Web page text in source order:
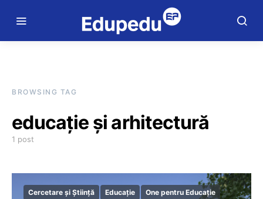
BROWSING TAG
educație și arhitectură
1 post
Cercetare și Știință Educație
One pentru Educație